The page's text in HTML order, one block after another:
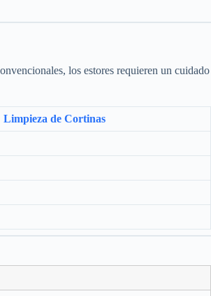
los estores requieren un cuidado
Limpieza de Cortinas